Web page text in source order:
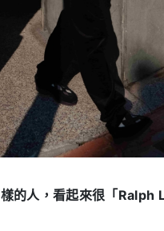
的人，看起來很「Ralph